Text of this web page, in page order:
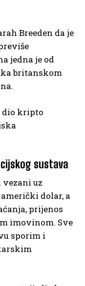
Breeden da je
jedna je od
britanskom
dio kripto
sustava
uz
dolar, a
prijenos
imovinom. Sve
sporim i